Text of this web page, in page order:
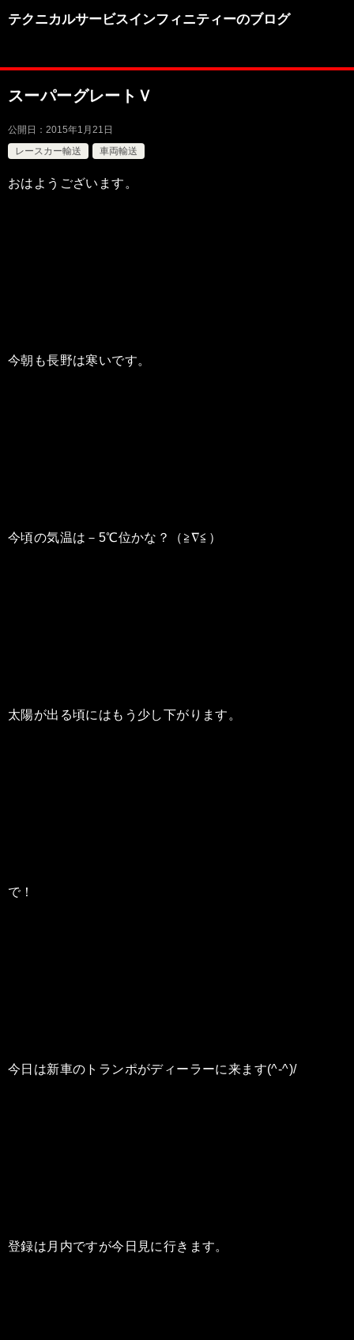
テクニカルサービスインフィニティーのブログ
スーパーグレートＶ
公開日： 2015年1月21日
レースカー輸送
車両輸送
おはようございます。
今朝も長野は寒いです。
今頃の気温は－5℃位かな？（≧∇≦）
太陽が出る頃にはもう少し下がります。
で！
今日は新車のトランポがディーラーに来ます(^-^)/
登録は月内ですが今日見に行きます。